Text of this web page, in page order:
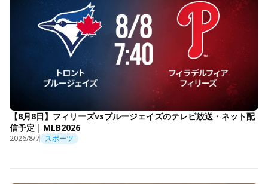
【8月8日】フィリーズvsブルージェイズのテレビ放送・ネット配
信予定｜MLB2026
2026/8/7 スポーツ